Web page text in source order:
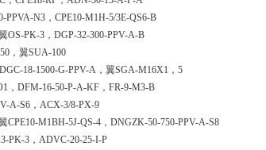
PPVA-N3，CPE10-M1H-5/3E-QS6-B
OS-PK-3，DGP-32-300-PPV-A-B
，翼SUA-100
18-1500-G-PPV-A，翼SGA-M16X1，5
，DFM-16-50-P-A-KF，FR-9-M3-B
A-S6，ACX-3/8-PX-9
CPE10-M1BH-5J-QS-4，DNGZK-50-750-PPV-A-S8
PK-3，ADVC-20-25-I-P